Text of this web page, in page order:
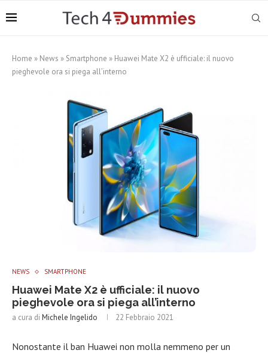
Home » News » Smartphone » Huawei Mate X2 è ufficiale: il nuovo
pieghevole ora si piega all’interno
NEWS SMARTPHONE
Huawei Mate X2 è ufficiale: il nuovo
pieghevole ora si piega all’interno
a cura di Michele Ingelido 22 Febbraio 2021
Nonostante il ban Huawei non molla nemmeno per un